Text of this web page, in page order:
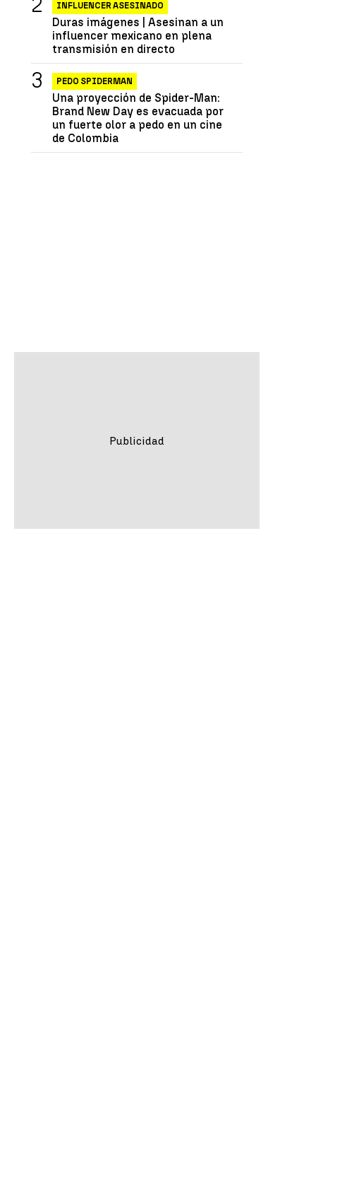
INFLUENCER ASESINADO
Duras imágenes | Asesinan a un
influencer mexicano en plena
transmisión en directo
PEDO SPIDERMAN
Una proyección de Spider-Man:
Brand New Day es evacuada por
un fuerte olor a pedo en un cine
de Colombia